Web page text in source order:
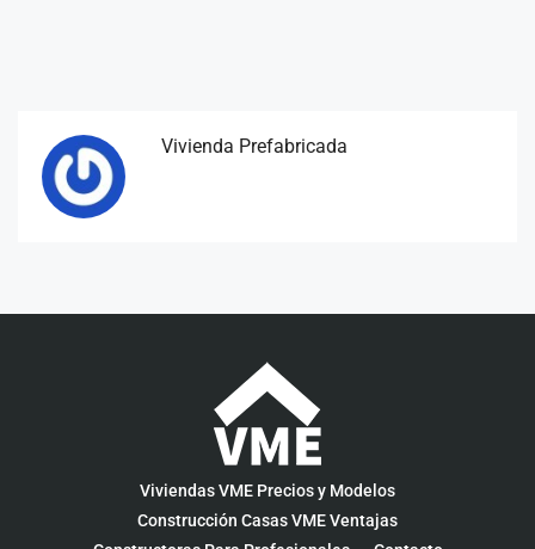
Vivienda Prefabricada
Viviendas VME Precios y Modelos
Construcción Casas VME Ventajas